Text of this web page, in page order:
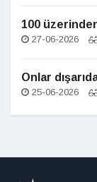
100
27-06-2026
Onlar
25-06-2026